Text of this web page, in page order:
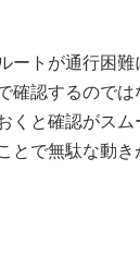
ートが通行困
確認するので
くと確認がス
で無駄な動き